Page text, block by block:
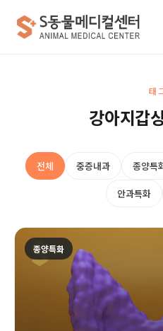
태
강아지갑
전체 중증내과 종양특
안과특화
종양특화